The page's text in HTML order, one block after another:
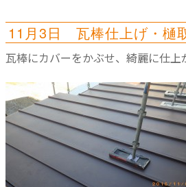
11月3日 瓦棒仕上げ・樋
瓦棒にカバーをかぶせ、綺麗に仕上